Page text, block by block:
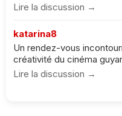
Lire la discussion →
katarina8
Un rendez-vous
créativité du cinéma
Lire la discussion →